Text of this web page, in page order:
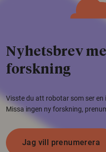
Nyhetsbrev
forskning
Visste du att robotar som ser
Missa ingen ny forskning,
Jag vill prenumerera